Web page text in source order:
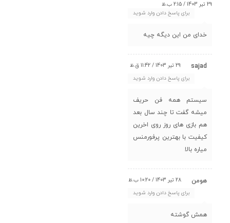
29 تیر 1403 / 2:15 ب.ظ
برای پاسخ دادن وارد شوید
خدای من این دیگه چیه
sajad
29 تیر 1403 / 11:42 ق.ظ
برای پاسخ دادن وارد شوید
سیستم همه فن حریف
میشه گفت تا چند سال بعد
هم بازی های روز روی اخرین
کیفیت با بهترین پرفورمنس
میاره بالا
هومن
28 تیر 1403 / 10:20 ب.ظ
برای پاسخ دادن وارد شوید
همش گوشته